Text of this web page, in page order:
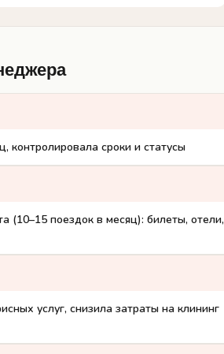
контролировала сроки и статусы
(10–15 поездок в месяц): билеты, отели,
услуг, снизила затраты на клининг